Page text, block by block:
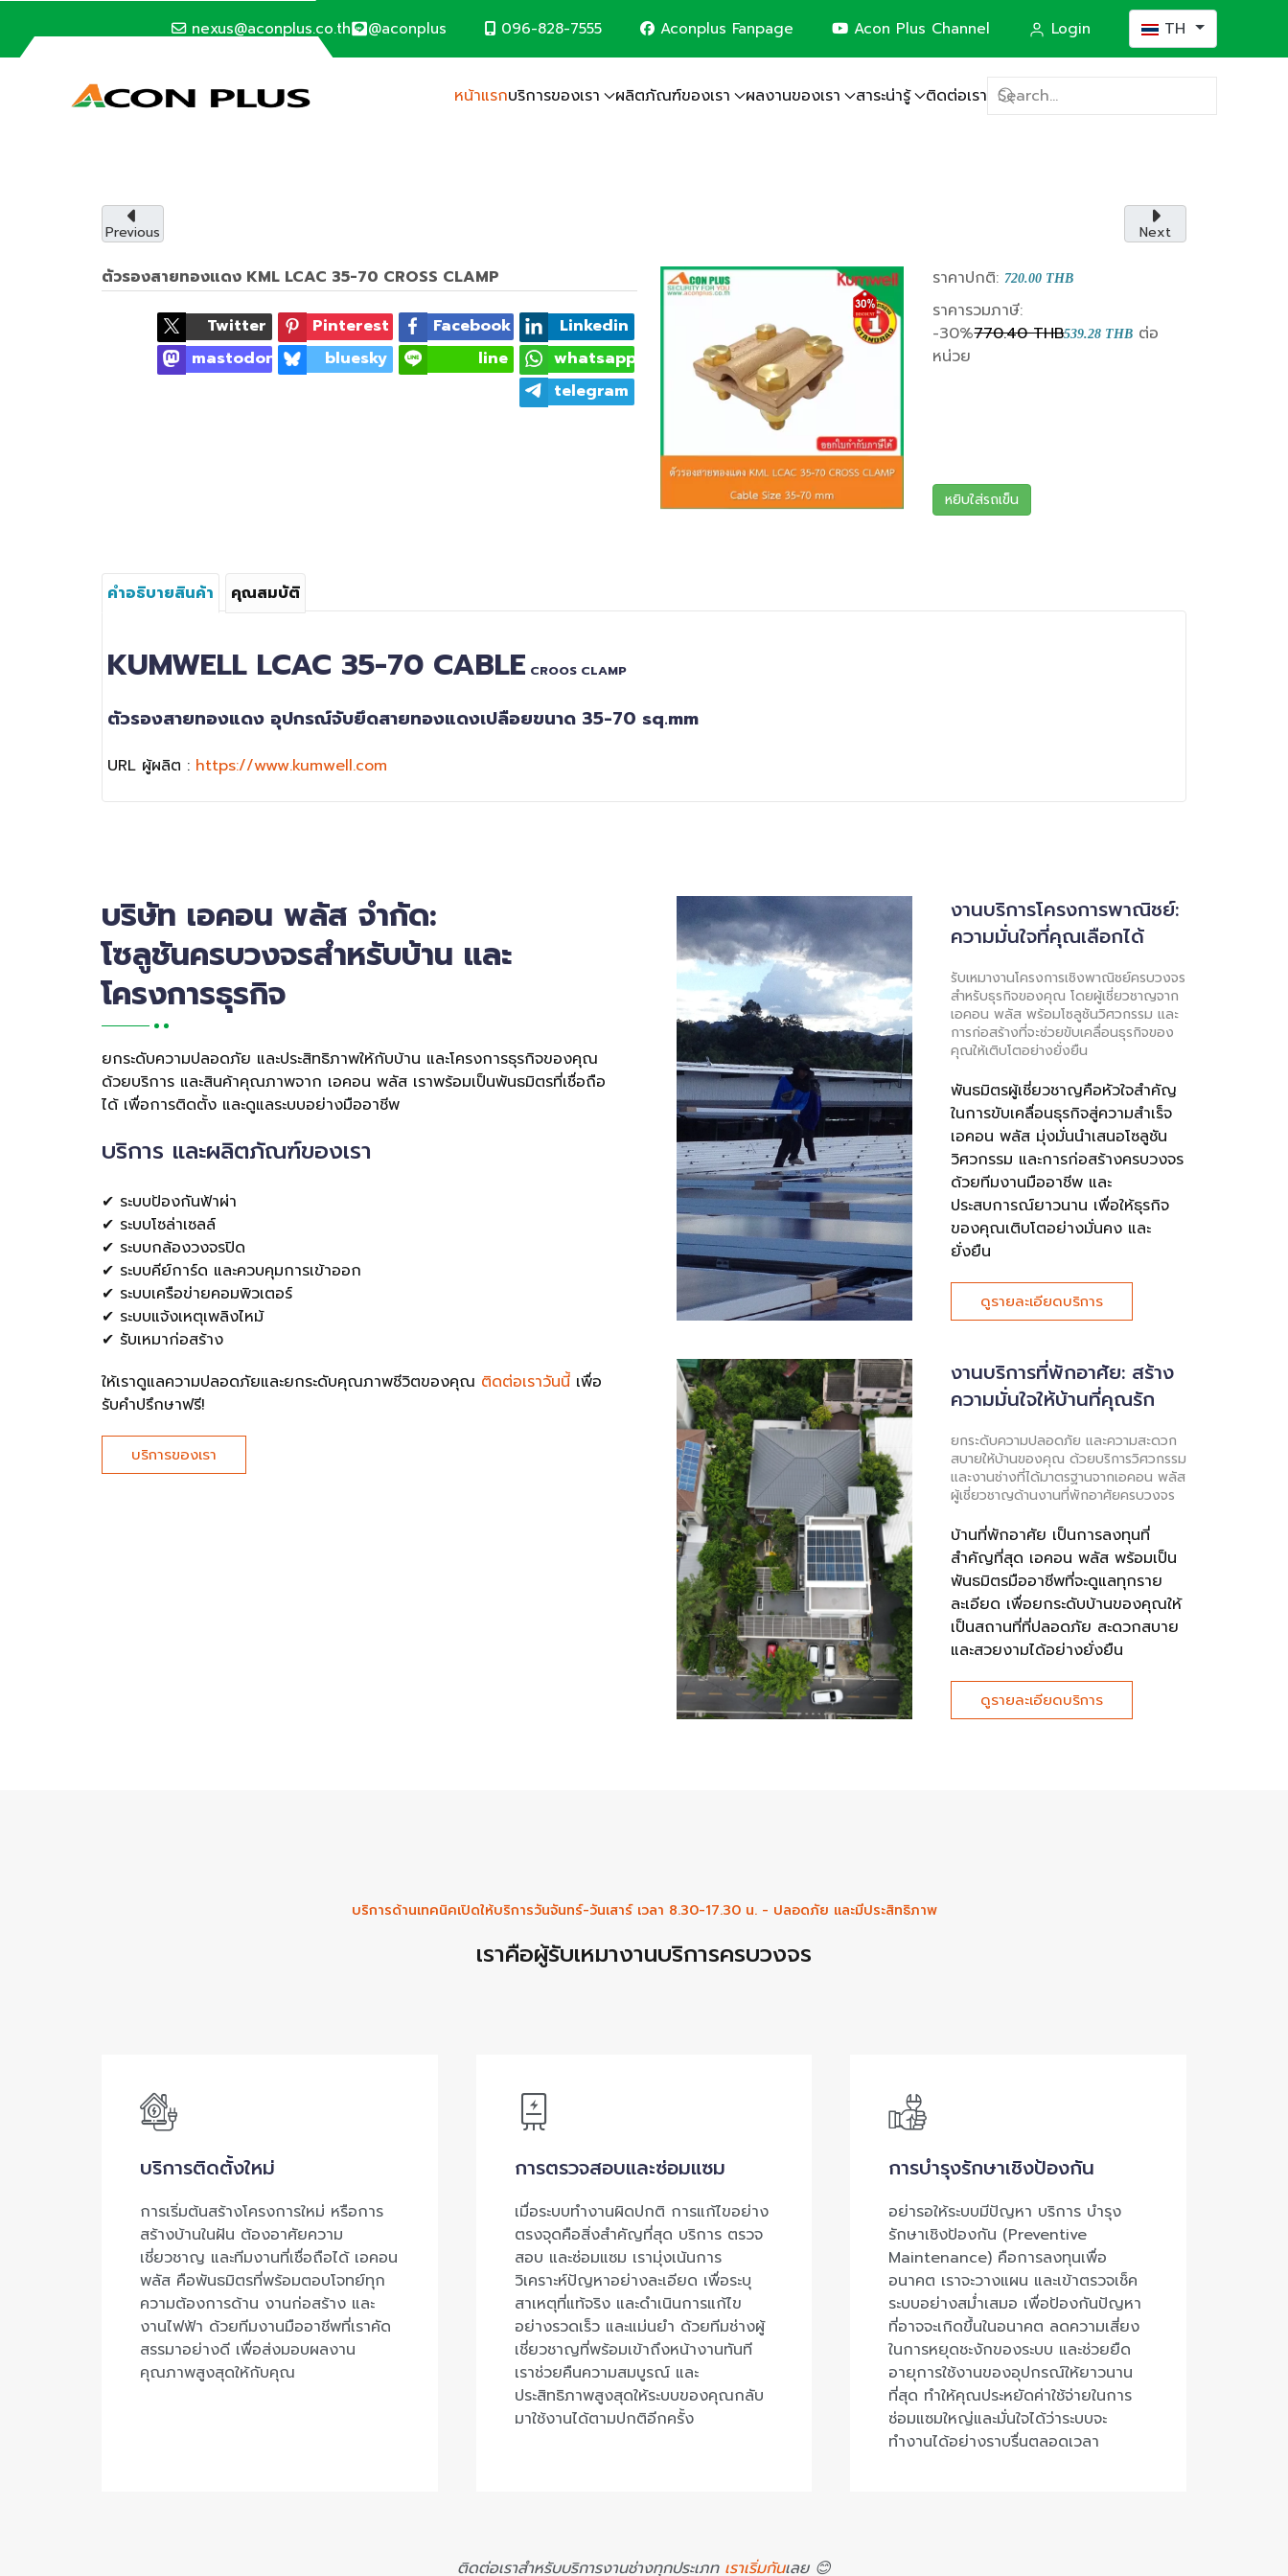
nexus@aconplus.co.th @aconplus 096-828-7555 Aconplus Fanpage Acon Plus Channel Login เลือกภาษาของคุณ
TH
หน้าแรกบริการของเรา ผลิตภัณฑ์ของเรา ผลงานของเรา สาระน่ารู้ ติดต่อเรา
SOLAR CELL SYSTEM
ระบบโซล่าเซลล์ (Solar cell system) ประหยัดค่าไฟ และรักษ์โลกไปพร้อมกับเรา
รายละเอียดบริการ
ระบบป้องกันฟ้าผ่า
ระบบโซล่าเซลล์
ระบบกล้องวงจรปิด
ระบบเครือข่ายคอมพิวเตอร์
ระบบแจ้งเหตุเพลิงไหม้
ระบบไฟฟ้าอาคาร
งานรับเหมาก่อสร้าง (Construction)
Previous Next
ตัวรองสายทองแดง KML LCAC 35-70 CROSS CLAMP
Twitter Pinterest Facebook
Linkedin
mastodon
bluesky line
whatsapp
telegram
ราคาปกติ: 720.00 THB
ราคารวมภาษี:
-30%770.40 THB539.28 THB ต่อ
หน่วย
หยิบใส่รถเข็น
คำอธิบายสินค้า คุณสมบัติ
KUMWELL LCAC 35-70 CABLE CROOS CLAMP
ตัวรองสายทองแดง อุปกรณ์จับยึดสายทองแดงเปลือยขนาด 35-70 sq.mm
URL ผู้ผลิต : https://www.kumwell.com
บริษัท เอคอน พลัส จำกัด:
โซลูชันครบวงจรสำหรับบ้าน และ
โครงการธุรกิจ
ยกระดับความปลอดภัย และประสิทธิภาพให้กับบ้าน และโครงการธุรกิจของคุณ
ด้วยบริการ และสินค้าคุณภาพจาก เอคอน พลัส เราพร้อมเป็นพันธมิตรที่เชื่อถือ
ได้ เพื่อการติดตั้ง และดูแลระบบอย่างมืออาชีพ
บริการ และผลิตภัณฑ์ของเรา
✔ ระบบป้องกันฟ้าผ่า
✔ ระบบโซล่าเซลล์
✔ ระบบกล้องวงจรปิด
✔ ระบบคีย์การ์ด และควบคุมการเข้าออก
✔ ระบบเครือข่ายคอมพิวเตอร์
✔ ระบบแจ้งเหตุเพลิงไหม้
✔ รับเหมาก่อสร้าง
ให้เราดูแลความปลอดภัยและยกระดับคุณภาพชีวิตของคุณ ติดต่อเราวันนี้ เพื่อ
รับคำปรึกษาฟรี!
บริการของเรา
งานบริการโครงการพาณิชย์:
ความมั่นใจที่คุณเลือกได้
รับเหมางานโครงการเชิงพาณิชย์ครบวงจร
สำหรับธุรกิจของคุณ โดยผู้เชี่ยวชาญจาก
เอคอน พลัส พร้อมโซลูชันวิศวกรรม และ
การก่อสร้างที่จะช่วยขับเคลื่อนธุรกิจของ
คุณให้เติบโตอย่างยั่งยืน
พันธมิตรผู้เชี่ยวชาญคือหัวใจสำคัญ
ในการขับเคลื่อนธุรกิจสู่ความสำเร็จ
เอคอน พลัส มุ่งมั่นนำเสนอโซลูชัน
วิศวกรรม และการก่อสร้างครบวงจร
ด้วยทีมงานมืออาชีพ และ
ประสบการณ์ยาวนาน เพื่อให้ธุรกิจ
ของคุณเติบโตอย่างมั่นคง และ
ยั่งยืน
ดูรายละเอียดบริการ
งานบริการที่พักอาศัย: สร้าง
ความมั่นใจให้บ้านที่คุณรัก
ยกระดับความปลอดภัย และความสะดวก
สบายให้บ้านของคุณ ด้วยบริการวิศวกรรม
และงานช่างที่ได้มาตรฐานจากเอคอน พลัส
ผู้เชี่ยวชาญด้านงานที่พักอาศัยครบวงจร
บ้านที่พักอาศัย เป็นการลงทุนที่
สำคัญที่สุด เอคอน พลัส พร้อมเป็น
พันธมิตรมืออาชีพที่จะดูแลทุกราย
ละเอียด เพื่อยกระดับบ้านของคุณให้
เป็นสถานที่ที่ปลอดภัย สะดวกสบาย
และสวยงามได้อย่างยั่งยืน
ดูรายละเอียดบริการ
บริการด้านเทคนิคเปิดให้บริการวันจันทร์-วันเสาร์ เวลา 8.30-17.30 น. - ปลอดภัย และมีประสิทธิภาพ
เราคือผู้รับเหมางานบริการครบวงจร
บริการติดตั้งใหม่
การเริ่มต้นสร้างโครงการใหม่ หรือการ
สร้างบ้านในฝัน ต้องอาศัยความ
เชี่ยวชาญ และทีมงานที่เชื่อถือได้ เอคอน
พลัส คือพันธมิตรที่พร้อมตอบโจทย์ทุก
ความต้องการด้าน งานก่อสร้าง และ
งานไฟฟ้า ด้วยทีมงานมืออาชีพที่เราคัด
สรรมาอย่างดี เพื่อส่งมอบผลงาน
คุณภาพสูงสุดให้กับคุณ
การตรวจสอบและซ่อมแซม
เมื่อระบบทำงานผิดปกติ การแก้ไขอย่าง
ตรงจุดคือสิ่งสำคัญที่สุด บริการ ตรวจ
สอบ และซ่อมแซม เรามุ่งเน้นการ
วิเคราะห์ปัญหาอย่างละเอียด เพื่อระบุ
สาเหตุที่แท้จริง และดำเนินการแก้ไข
อย่างรวดเร็ว และแม่นยำ ด้วยทีมช่างผู้
เชี่ยวชาญที่พร้อมเข้าถึงหน้างานทันที
เราช่วยคืนความสมบูรณ์ และ
ประสิทธิภาพสูงสุดให้ระบบของคุณกลับ
มาใช้งานได้ตามปกติอีกครั้ง
การบำรุงรักษาเชิงป้องกัน
อย่ารอให้ระบบมีปัญหา บริการ บำรุง
รักษาเชิงป้องกัน (Preventive
Maintenance) คือการลงทุนเพื่อ
อนาคต เราจะวางแผน และเข้าตรวจเช็ค
ระบบอย่างสม่ำเสมอ เพื่อป้องกันปัญหา
ที่อาจจะเกิดขึ้นในอนาคต ลดความเสี่ยง
ในการหยุดชะงักของระบบ และช่วยยืด
อายุการใช้งานของอุปกรณ์ให้ยาวนาน
ที่สุด ทำให้คุณประหยัดค่าใช้จ่ายในการ
ซ่อมแซมใหญ่และมั่นใจได้ว่าระบบจะ
ทำงานได้อย่างราบรื่นตลอดเวลา
ติดต่อเราสำหรับบริการงานช่างทุกประเภท เราเริ่มกันเลย 😊